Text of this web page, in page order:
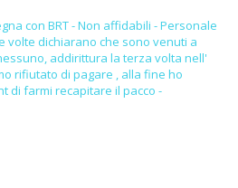
con BRT - Non affidabili - Personale
volte dichiarano che sono venuti a
addirittura la terza volta nell'
rifiutato di pagare , alla fine ho
di farmi recapitare il pacco -